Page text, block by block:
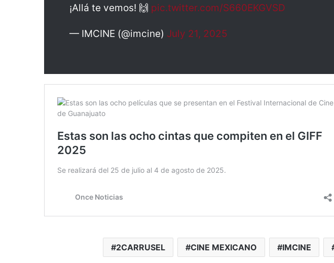
¡Allá te vemos! 🙌 pic.twitter.com/S660EKGVSD
— IMCINE (@imcine) July 21, 2025
2CARRUSEL CINE MEXICANO IMCINE